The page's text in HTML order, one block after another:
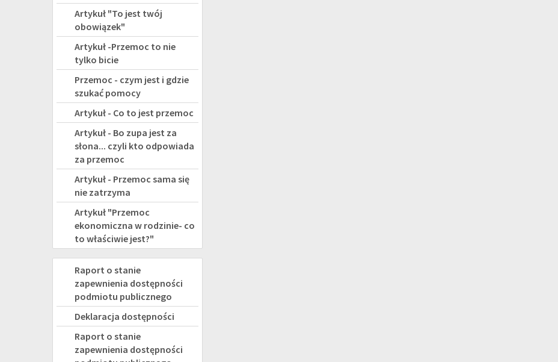
Artykuł "To jest twój
obowiązek"
Artykuł -Przemoc to nie
tylko bicie
Przemoc - czym jest i gdzie
szukać pomocy
Artykuł - Co to jest przemoc
Artykuł - Bo zupa jest za
słona... czyli kto odpowiada
za przemoc
Artykuł - Przemoc sama się
nie zatrzyma
Artykuł "Przemoc
ekonomiczna w rodzinie- co
to właściwie jest?"
DEKLARACJA
DOSTĘPNOŚCI
Raport o stanie
zapewnienia dostępności
podmiotu publicznego
Deklaracja dostępności
Raport o stanie
zapewnienia dostępności